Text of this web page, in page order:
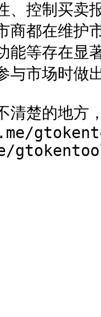
、控制买卖
商都在维护
能等存在显
与市场时做
清楚的地方